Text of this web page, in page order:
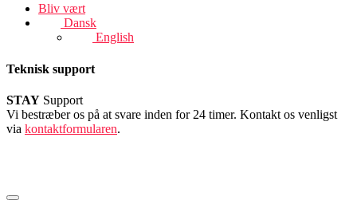
Bliv vært
Dansk
English
Teknisk support
STAY Support
Vi bestræber os på at svare inden for 24 timer. Kontakt os venligst
via kontaktformularen.